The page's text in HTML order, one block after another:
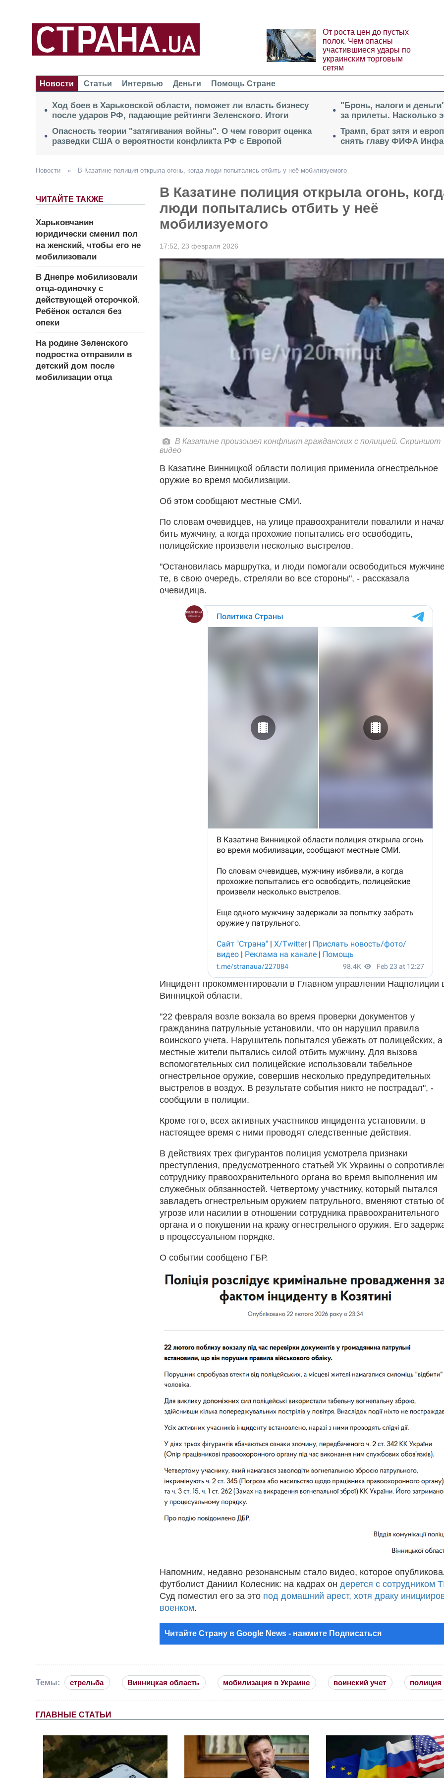
От роста цен до пустых
полок. Чем опасны
участившиеся удары по
украинским торговым
сетям
Новости
Статьи Интервью Деньги Помощь Стране
Ход боев в Харьковской области, поможет ли власть бизнесу
после ударов РФ, падающие рейтинги Зеленского. Итоги
Опасность теории "затягивания войны". О чем говорит оценка
разведки США о вероятности конфликта РФ с Европой
"Бронь, налоги и
за прилеты. Насколько
Трамп, брат зятя и
снять главу ФИФА
Новости » В Казатине полиция открыла огонь, когда люди попытались отбить у неё мобилизуемого
ЧИТАЙТЕ ТАКЖЕ
Харьковчанин
юридически сменил пол
на женский, чтобы его не
мобилизовали
В Днепре мобилизовали
отца-одиночку с
действующей отсрочкой.
Ребёнок остался без
опеки
На родине Зеленского
подростка отправили в
детский дом после
мобилизации отца
В Казатине полиция открыла огонь,
люди попытались отбить у неё
мобилизуемого
17:52, 23 февраля 2026
В Казатине произошел конфликт гражданских с полицией. Скриншот
видео
В Казатине Винницкой области полиция применила огнестрельное
оружие во время мобилизации.
Об этом сообщают местные СМИ.
По словам очевидцев, на улице правоохранители повалили и
бить мужчину, а когда прохожие попытались его освободить,
полицейские произвели несколько выстрелов.
"Остановилась маршрутка, и люди помогали освободиться
те, в свою очередь, стреляли во все стороны", - рассказала
очевидица.
Инцидент прокомментировали в Главном управлении Нацполиции
Винницкой области.
"22 февраля возле вокзала во время проверки документов у
гражданина патрульные установили, что он нарушил правила
воинского учета. Нарушитель попытался убежать от полицейских, а
местные жители пытались силой отбить мужчину. Для вызова
вспомогательных сил полицейские использовали табельное
огнестрельное оружие, совершив несколько предупредительных
выстрелов в воздух. В результате события никто не пострадал", -
сообщили в полиции.
Кроме того, всех активных участников инцидента установили, в
настоящее время с ними проводят следственные действия.
В действиях трех фигурантов полиция усмотрела признаки
преступления, предусмотренного статьей УК Украины о
сотруднику правоохранительного органа во время выполнения им
служебных обязанностей. Четвертому участнику, который пытался
завладеть огнестрельным оружием патрульного, вменяют статью
угрозе или насилии в отношении сотрудника правоохранительного
органа и о покушении на кражу огнестрельного оружия. Его
в процессуальном порядке.
О событии сообщено ГБР.
Напомним, недавно резонансным стало видео, которое
футболист Даниил Колесник: на кадрах он дерется с сотрудником
Суд поместил его за это под домашний арест, хотя драку
военком.
Читайте Страну в Google News - нажмите Подписаться
Темы: стрельба Винницкая область мобилизация в Украине воинский учет полиция
ГЛАВНЫЕ СТАТЬИ